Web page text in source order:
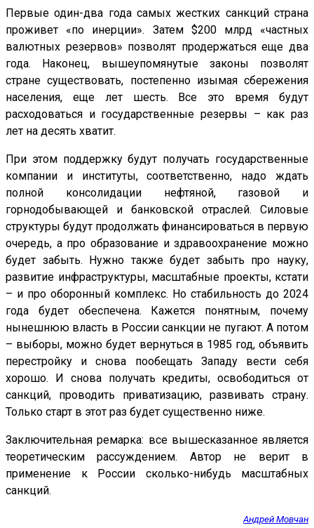
Первые один-два года самых жестких санкций страна
проживет «по инерции». Затем $200 млрд «частных
валютных резервов» позволят продержаться еще два
года. Наконец, вышеупомянутые законы позволят
стране существовать, постепенно изымая сбережения
населения, еще лет шесть. Все это время будут
расходоваться и государственные резервы – как раз
лет на десять хватит.
При этом поддержку будут получать государственные
компании и институты, соответственно, надо ждать
полной консолидации нефтяной, газовой и
горнодобывающей и банковской отраслей. Силовые
структуры будут продолжать финансироваться в первую
очередь, а про образование и здравоохранение можно
будет забыть. Нужно также будет забыть про науку,
развитие инфраструктуры, масштабные проекты, кстати
– и про оборонный комплекс. Но стабильность до 2024
года будет обеспечена. Кажется понятным, почему
нынешнюю власть в России санкции не пугают. А потом
– выборы, можно будет вернуться в 1985 год, объявить
перестройку и снова пообещать Западу вести себя
хорошо. И снова получать кредиты, освободиться от
санкций, проводить приватизацию, развивать страну.
Только старт в этот раз будет существенно ниже.
Заключительная ремарка: все вышесказанное является
теоретическим рассуждением. Автор не верит в
применение к России сколько-нибудь масштабных
санкций.
Андрей Мовчан